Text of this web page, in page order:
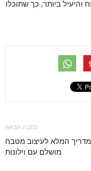
ביותר, כך שתוכלו
כתבה הבאה
המלא לעיצוב מטבח
מושלם עם וילונות